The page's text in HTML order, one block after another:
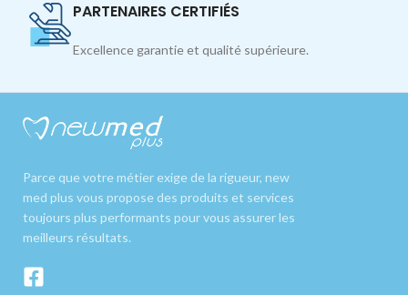
PARTENAIRES CERTIFIÉS
Excellence garantie et qualité supérieure.
Parce que votre métier exige de la rigueur, new
med plus vous propose des produits et services
toujours plus performants pour vous assurer les
meilleurs résultats.